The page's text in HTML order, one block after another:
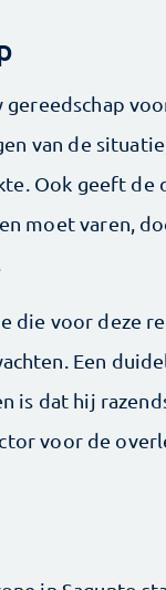
gereedschap
van de
Ook geeft de
moet varen,
die voor deze
Een
is dat hij
voor de